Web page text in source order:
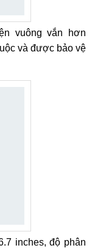
vuông vắn hơn
và được bảo vệ
inches, độ phân